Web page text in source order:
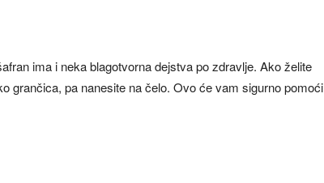
ima i neka blagotvorna dejstva po zdravlje. Ako želite
grančica, pa nanesite na čelo. Ovo će vam sigurno pomoći